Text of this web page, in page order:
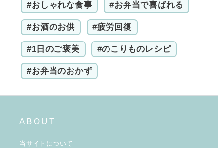
#おしゃれな食事 #お弁当で喜ばれる
#お酒のお供 #疲労回復
#1日のご褒美 #のこりものレシピ
#お弁当のおかず
ABOUT
当サイトについて